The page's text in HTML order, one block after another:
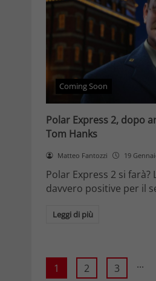
Coming Soon
Polar Express 2, dopo
Tom Hanks
Matteo Fantozzi 19
Polar Express 2 si farà?
davvero positive per il
Leggi di più
1 2 3 ...